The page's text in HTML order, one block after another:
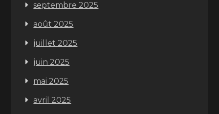
septembre 2025
août 2025
juillet 2025
juin 2025
mai 2025
avril 2025